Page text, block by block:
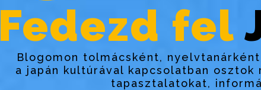
Fedezd fel
Blogomon tolmácsként,
a japán kultúrával kapcsolatban
tapasztalatokat,